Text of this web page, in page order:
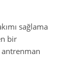
sağlama
bir